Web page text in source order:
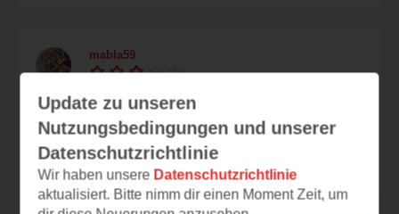
mabla59
Schwierige Verhältnisse
Tildas Alltag ist eintönig und streng geordnet.
Sie studiert, arbeitet nebenher an der...
Update zu unseren
Nutzungsbedingungen und unserer
Datenschutzrichtlinie
Wir haben unsere Datenschutzrichtlinie
aktualisiert. Bitte nimm dir einen Moment Zeit, um